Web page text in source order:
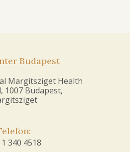
Budapest
Margitsziget Health
1007 Budapest,
340 4518